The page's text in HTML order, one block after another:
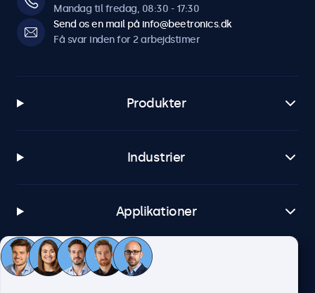
Mandag til fredag, 08:30 - 17:30
Send os en mail på info@beetronics.dk
Få svar inden for 2 arbejdstimer
Produkter
Industrier
Applikationer
Kundeservice